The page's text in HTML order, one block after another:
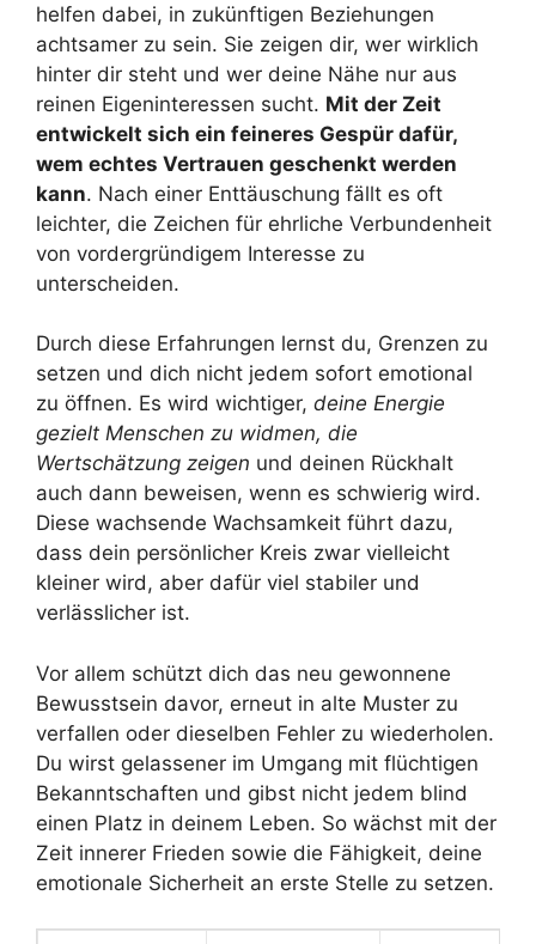
helfen dabei, in zukünftigen Beziehungen
achtsamer zu sein. Sie zeigen dir, wer wirklich
hinter dir steht und wer deine Nähe nur aus
reinen Eigeninteressen sucht. Mit der Zeit
entwickelt sich ein feineres Gespür dafür,
wem echtes Vertrauen geschenkt werden
kann. Nach einer Enttäuschung fällt es oft
leichter, die Zeichen für ehrliche Verbundenheit
von vordergründigem Interesse zu
unterscheiden.
Durch diese Erfahrungen lernst du, Grenzen zu
setzen und dich nicht jedem sofort emotional
zu öffnen. Es wird wichtiger, deine Energie
gezielt Menschen zu widmen, die
Wertschätzung zeigen und deinen Rückhalt
auch dann beweisen, wenn es schwierig wird.
Diese wachsende Wachsamkeit führt dazu,
dass dein persönlicher Kreis zwar vielleicht
kleiner wird, aber dafür viel stabiler und
verlässlicher ist.
Vor allem schützt dich das neu gewonnene
Bewusstsein davor, erneut in alte Muster zu
verfallen oder dieselben Fehler zu wiederholen.
Du wirst gelassener im Umgang mit flüchtigen
Bekanntschaften und gibst nicht jedem blind
einen Platz in deinem Leben. So wächst mit der
Zeit innerer Frieden sowie die Fähigkeit, deine
emotionale Sicherheit an erste Stelle zu setzen.